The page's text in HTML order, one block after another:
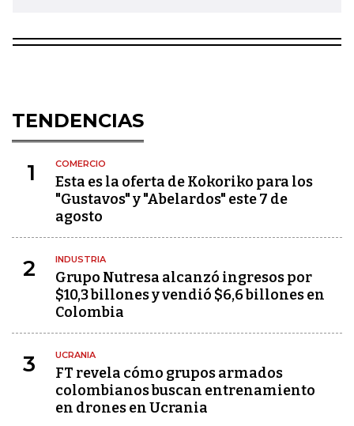
TENDENCIAS
1 COMERCIO
Esta es la oferta de Kokoriko para los
"Gustavos" y "Abelardos" este 7 de
agosto
2 INDUSTRIA
Grupo Nutresa alcanzó ingresos por
$10,3 billones y vendió $6,6 billones en
Colombia
3 UCRANIA
FT revela cómo grupos armados
colombianos buscan entrenamiento
en drones en Ucrania